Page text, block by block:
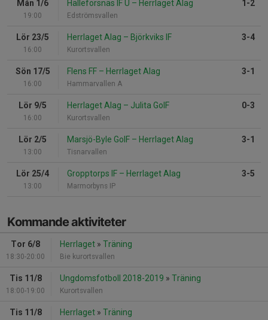
Mån 1/6
19:00
Hälleforsnäs IF U – Herrlaget Alag
Edströmsvallen
1-2
Lör 23/5
16:00
Herrlaget Alag – Björkviks IF
Kurortsvallen
3-4
Sön 17/5
16:00
Flens FF – Herrlaget Alag
Hammarvallen A
3-1
Lör 9/5
16:00
Herrlaget Alag – Julita GoIF
Kurortsvallen
0-3
Lör 2/5
13:00
Marsjö-Byle GoIF – Herrlaget Alag
Tisnarvallen
3-1
Lör 25/4
13:00
Gropptorps IF – Herrlaget Alag
Marmorbyns IP
3-5
Kommande aktiviteter
Tor 6/8
18:30-20:00
Herrlaget » Träning
Bie kurortsvallen
Tis 11/8
18:00-19:00
Ungdomsfotboll 2018-2019 » Träning
Kurortsvallen
Tis 11/8 Herrlaget » Träning